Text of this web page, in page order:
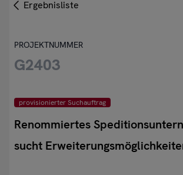
Ergebnisliste
PROJEKTNUMMER
G2403
provisionierter Suchauftrag
Renommiertes
sucht